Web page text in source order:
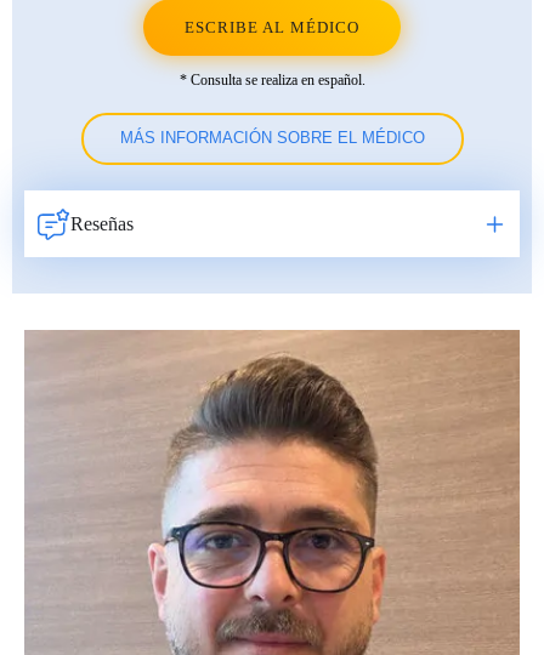
ESCRIBE AL MÉDICO
* Consulta se realiza en español.
MÁS INFORMACIÓN SOBRE EL MÉDICO
Reseñas